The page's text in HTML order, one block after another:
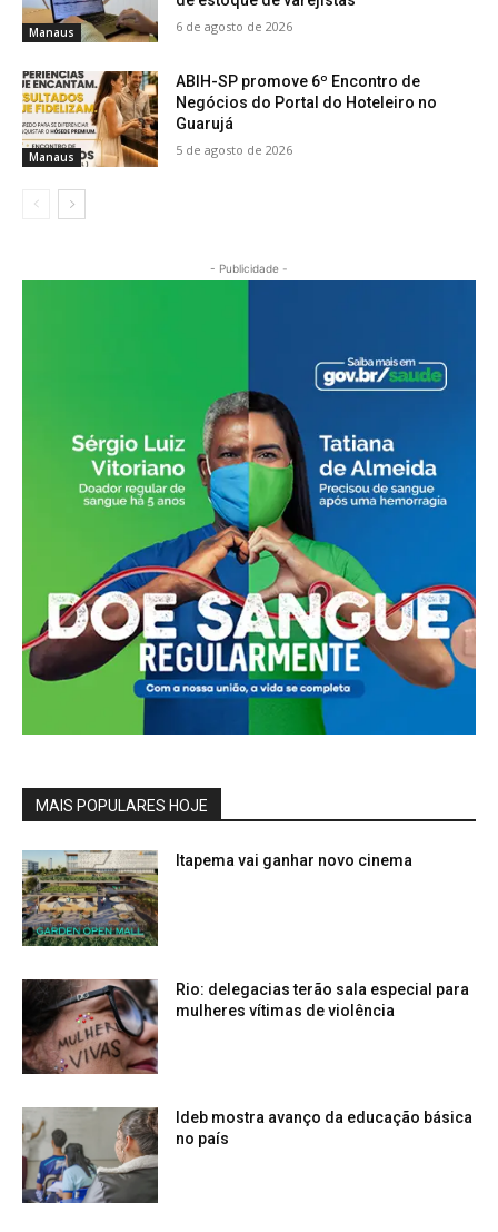
Manaus 6 de agosto de 2026
Manaus
ABIH-SP promove 6º Encontro de
Negócios do Portal do Hoteleiro no
Guarujá
5 de agosto de 2026
- Publicidade -
MAIS POPULARES HOJE
Itapema vai ganhar novo cinema
Rio: delegacias terão sala especial para
mulheres vítimas de violência
Ideb mostra avanço da educação básica
no país